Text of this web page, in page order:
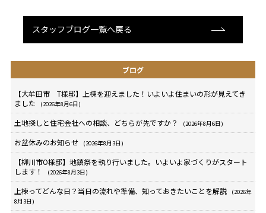
スタッフブログ一覧へ戻る
ブログ
【大牟田市 T様邸】上棟を迎えました！いよいよ住まいの形が見えてき
ました
(2026年8月6日)
土地探しと住宅会社への相談、どちらが先ですか？ (2026年8月6日)
お盆休みのお知らせ (2026年8月3日)
【柳川市O様邸】地鎮祭を執り行いました。いよいよ家づくりがスタート
します！
(2026年8月3日)
上棟ってどんな日？当日の流れや準備、知っておきたいことを解説
(2026年
8月3日)